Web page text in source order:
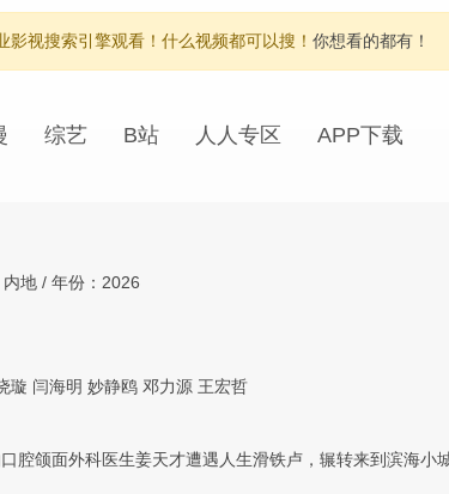
视搜索引擎观看！什么视频都可以搜！ 你想看的都有！
综艺 B站 人人专区 APP下载
地 / 年份：2026
璇 闫海明 妙静鸥 邓力源 王宏哲
腔颌面外科医生姜天才遭遇人生滑铁卢，辗转来到滨海小